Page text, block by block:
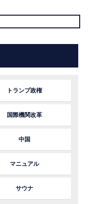
トランプ政権
国際機関改革
中国
マニュアル
サウナ